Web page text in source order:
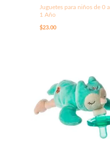
Juguetes para niños de 0 a
1 Año
$23.00